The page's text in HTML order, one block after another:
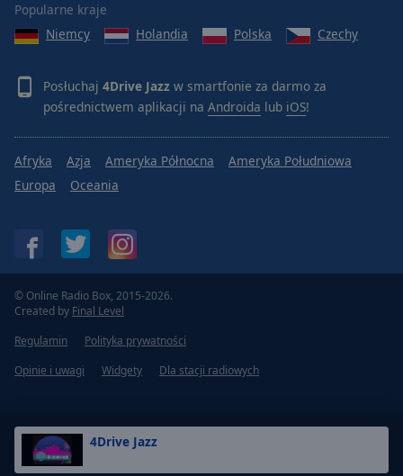
4Drive Jazz
Popularne kraje
Niemcy
Holandia Polska Czechy
Posłuchaj 4Drive Jazz w smartfonie za darmo za
pośrednictwem aplikacji na Androida lub iOS!
Afryka Azja Ameryka Północna
Ameryka Południowa
Europa
Oceania
© Online Radio Box, 2015-2026.
Created by Final Level
Regulamin
Polityka prywatności
Opinie i uwagi
Widgety Dla stacji radiowych